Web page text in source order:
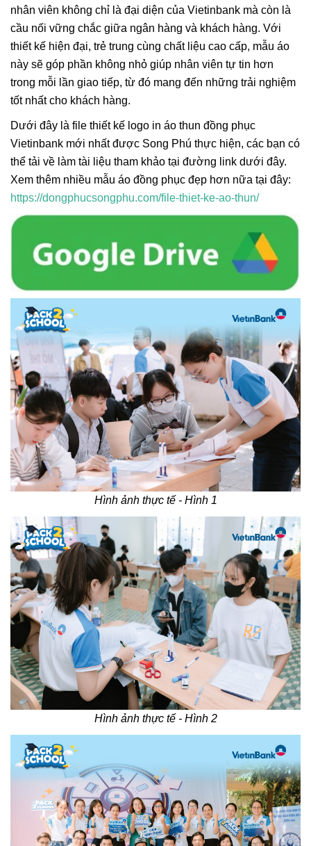
nhân viên không chỉ là đại diện của Vietinbank mà còn là
cầu nối vững chắc giữa ngân hàng và khách hàng. Với
thiết kế hiện đại, trẻ trung cùng chất liệu cao cấp, mẫu áo
này sẽ góp phần không nhỏ giúp nhân viên tự tin hơn
trong mỗi lần giao tiếp, từ đó mang đến những trải nghiệm
tốt nhất cho khách hàng.
Dưới đây là file thiết kế logo in áo thun đồng phục
Vietinbank mới nhất được Song Phú thực hiện, các bạn có
thể tải về làm tài liệu tham khảo tại đường link dưới đây.
Xem thêm nhiều mẫu áo đồng phục đẹp hơn nữa tại đây:
https://dongphucsongphu.com/file-thiet-ke-ao-thun/
Hình ảnh thực tế - Hình 1
Hình ảnh thực tế - Hình 2